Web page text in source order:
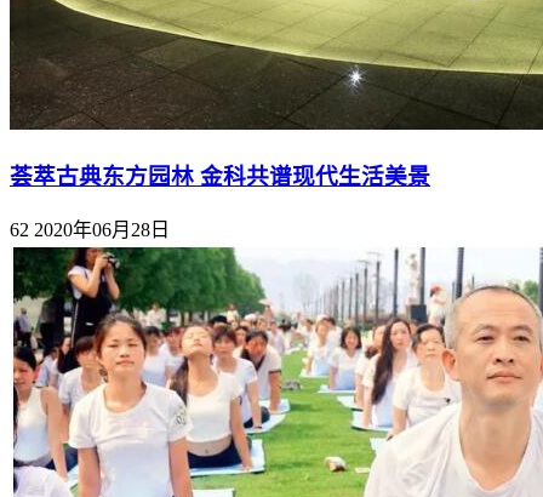
荟萃古典东方园林 金科共谱现代生活美景
62 2020年06月28日